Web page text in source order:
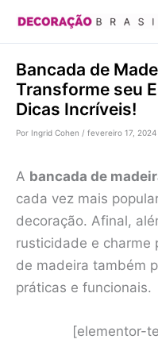
conteúdo
Bancada de
Transforme seu
Dicas Incríveis!
Por Ingrid Cohen / fevereiro 17, 2024
A bancada de
cada vez mais
decoração. Afinal,
rusticidade e charme
de madeira também
práticas e funcionais.
[elementor-